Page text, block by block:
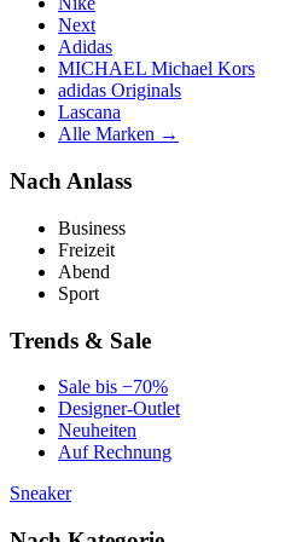
Next
Adidas
MICHAEL Michael Kors
adidas Originals
Lascana
Alle Marken →
Nach Anlass
Business
Freizeit
Abend
Sport
Trends & Sale
Sale bis −70%
Designer-Outlet
Neuheiten
Auf Rechnung
Sneaker